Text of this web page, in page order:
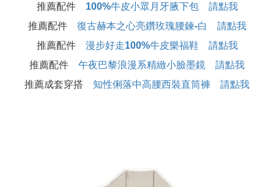
推薦配件 100%牛皮小眾月牙腋下包 請點我
推薦配件 復古赫本之心亮鑽玫瑰腰鍊-白 請點我
推薦配件 漫步好走100%牛皮樂福鞋 請點我
推薦配件 午夜巴黎浪漫系精緻小臉墨鏡 請點我
推薦成套穿搭 知性俐落中高腰西裝直筒褲 請點我